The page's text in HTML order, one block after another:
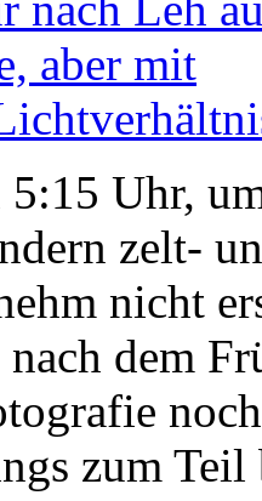
Uhr,
zelt-
nicht
nach dem
zum Teil